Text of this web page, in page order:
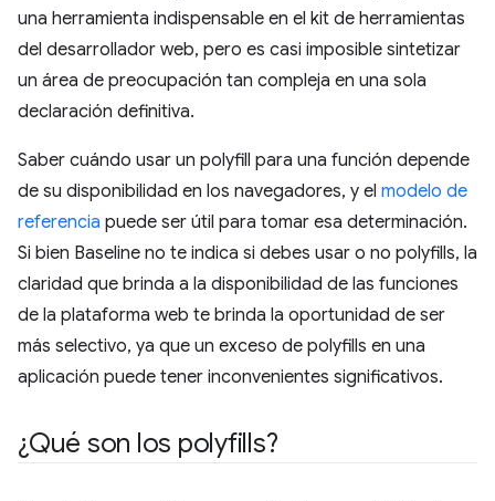
una herramienta indispensable en el kit de herramientas
del desarrollador web, pero es casi imposible sintetizar
un área de preocupación tan compleja en una sola
declaración definitiva.
Saber cuándo usar un polyfill para una función depende
de su disponibilidad en los navegadores, y el modelo de
referencia puede ser útil para tomar esa determinación.
Si bien Baseline no te indica si debes usar o no polyfills, la
claridad que brinda a la disponibilidad de las funciones
de la plataforma web te brinda la oportunidad de ser
más selectivo, ya que un exceso de polyfills en una
aplicación puede tener inconvenientes significativos.
¿Qué son los polyfills?